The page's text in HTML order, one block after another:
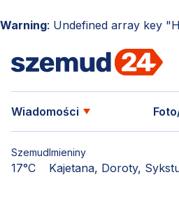
Warning: Undefined array key
Wiadomości
Szemud
17°C
Imieniny
Kajetana, Doroty,
Donimierz i